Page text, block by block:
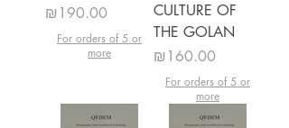
CULTURE OF
THE GOLAN
מחיר
₪160.00
For orders of 5 or
more
מחיר
₪190.00
For orders of 5 or
more